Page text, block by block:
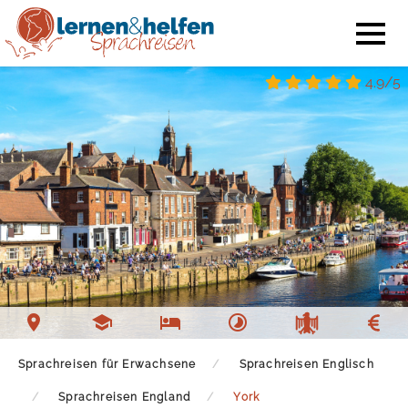
4.9/5
Sprachreisen für Erwachsene Sprachreisen Englisch
Sprachreisen England York
Sprachschule York
Unterkunft York
Freizeit York